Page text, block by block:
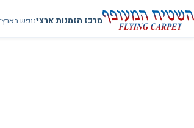
מרכז הזמנות ארצינופש בארץ